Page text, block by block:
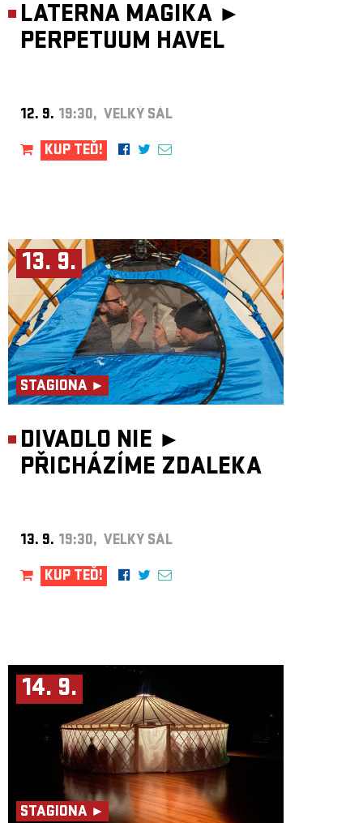
LATERNA MAGIKA ►
PERPETUUM HAVEL
12. 9. 19:30, VELKÝ SÁL
KUP TEĎ!
13. 9.
STAGIONA ►
DIVADLO NIE ►
PŘICHÁZÍME ZDALEKA
13. 9. 19:30, VELKÝ SÁL
KUP TEĎ!
14. 9.
STAGIONA ►